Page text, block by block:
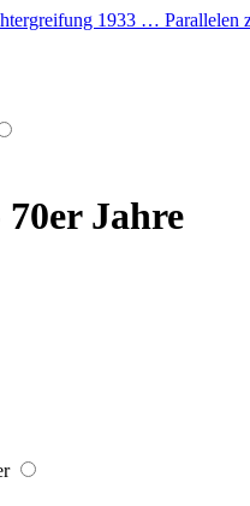
1933 … Parallelen
Jahre